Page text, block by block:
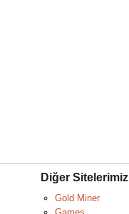
Diğer Sitelerimiz
Gold Miner